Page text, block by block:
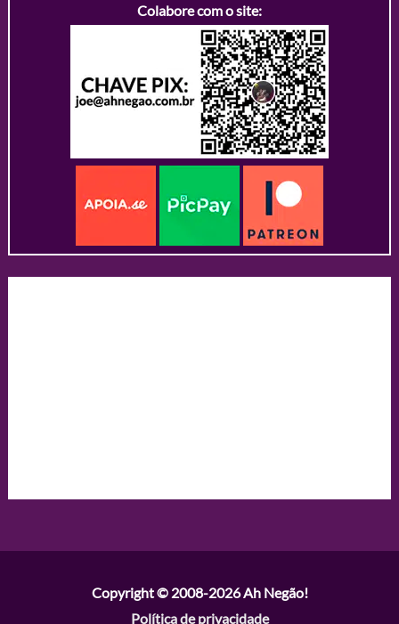
Colabore com o site:
Copyright © 2008-2026Ah Negão!
Política de privacidade